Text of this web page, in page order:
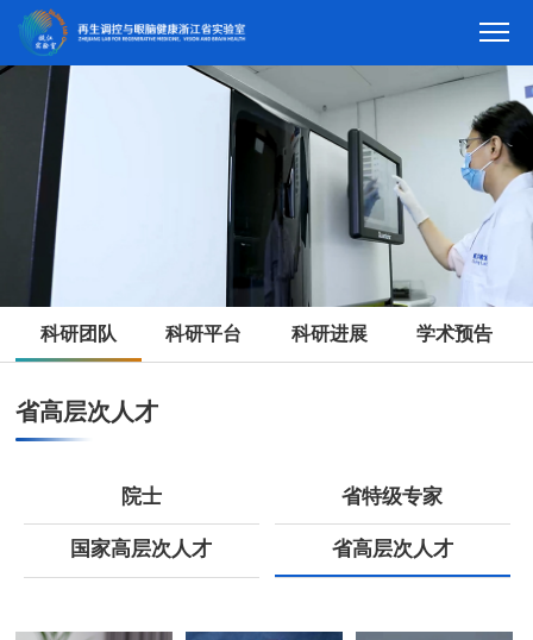
科研团队 科研平台 科研进展 学术预告
省高层次人才
院士 省特级专家
国家高层次人才 省高层次人才